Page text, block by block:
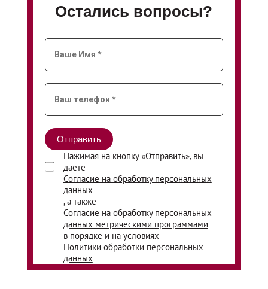
Остались вопросы?
Нажимая на кнопку «Отправить», вы
даете
Согласие на обработку персональных
данных
, а также
Согласие на обработку персональных
данных метрическими программами
в порядке и на условиях
Политики обработки персональных
данных